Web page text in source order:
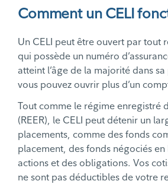
Comment un CELI
Un CELI peut être ouvert par tout
qui possède un numéro
atteint l’âge de la majorité dans
vous pouvez ouvrir plus d’un
Tout comme le régime enregistré
(REER), le CELI peut détenir un
placements, comme des fonds
placement, des fonds négociés
actions et des obligations. Vos
ne sont pas déductibles de votre